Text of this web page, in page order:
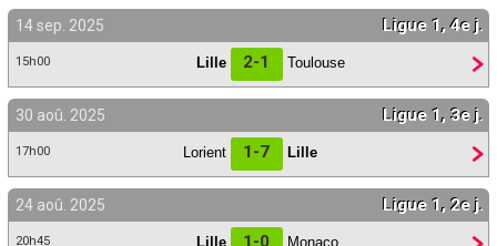
14 sep. 2025 Ligue 1, 4e j.
15h00 Lille 2-1 Toulouse
30 aoû. 2025 Ligue 1, 3e j.
17h00 Lorient 1-7 Lille
24 aoû. 2025 Ligue 1, 2e j.
20h45 Lille 1-0 Monaco